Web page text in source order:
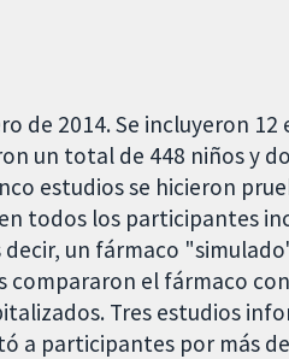
de 2014. Se incluyeron 12
un total de 448 niños y
estudios se hicieron
todos los participantes
un fármaco
el fármaco
Tres estudios
a participantes por más